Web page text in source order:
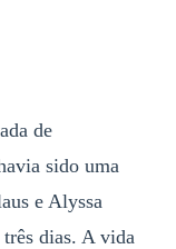
de
sido uma
e Alyssa
dias. A vida